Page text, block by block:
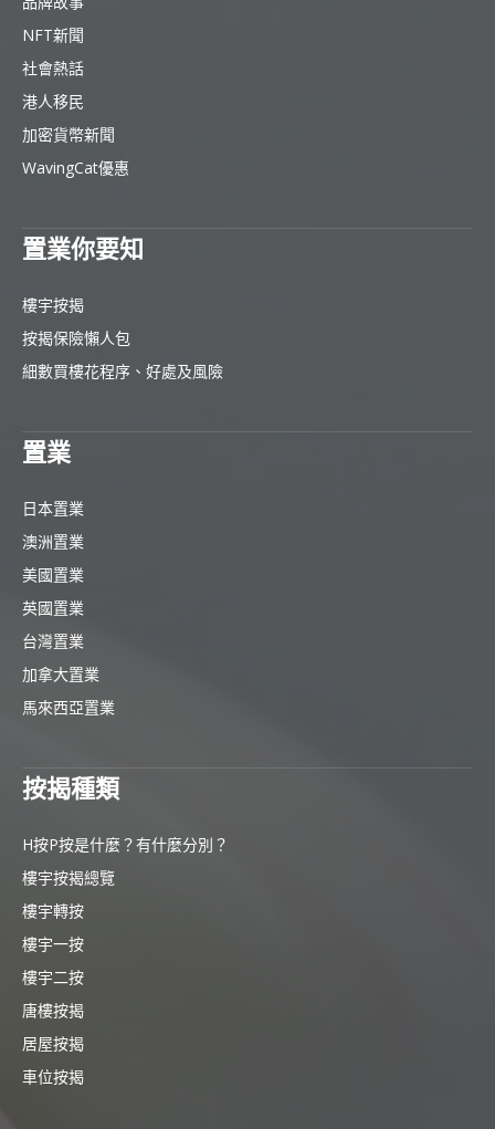
NFT新聞
社會熱話
港人移民
加密貨幣新聞
WavingCat優惠
置業你要知
樓宇按揭
按揭保險懶人包
細數買樓花程序、好處及風險
置業
日本置業
澳洲置業
美國置業
英國置業
台灣置業
加拿大置業
馬來西亞置業
按揭種類
H按P按是什麼？有什麼分別？
樓宇按揭總覽
樓宇轉按
樓宇一按
樓宇二按
唐樓按揭
居屋按揭
車位按揭